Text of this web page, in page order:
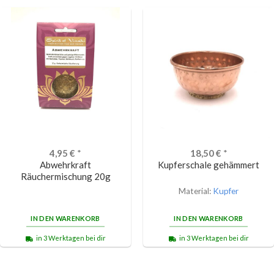
4,95 € *
Abwehrkraft
Räuchermischung 20g
IN DEN WARENKORB
in 3 Werktagen bei dir
18,50€ *
Kupferschale gehämmert
Material: Kupfer
IN DEN WARENKORB
in 3 Werktagen bei dir